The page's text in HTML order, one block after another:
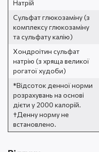
Натрій
Сульфат глюкозаміну (з
комплексу глюкозаміну
та сульфату калію)
Хондроітин сульфат
натрію (з хряща великої
рогатої худоби)
*Відсоток денної норми
розрахувань на основі
дієти у 2000 калорій.
†Денну норму не
встановлено.